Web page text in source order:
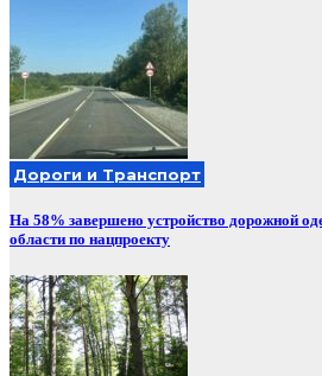
Дороги и Транспорт
На 58% завершено устройство дорожной
области по нацпроекту